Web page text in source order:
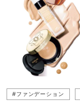
#ファンデーション